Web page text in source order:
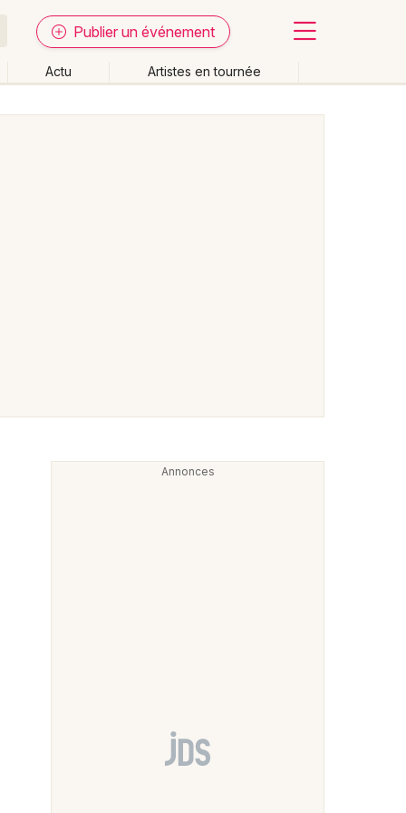
Publier un événement
Actu Artistes en tournée